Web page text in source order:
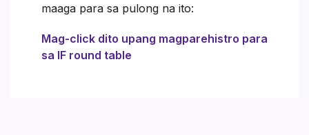
maaga para sa pulong na ito:
Mag-click dito upang magparehistro para
sa IF round table